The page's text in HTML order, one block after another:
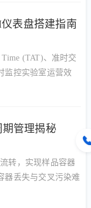
表盘搭建指南
(TAT)、准时交
监控实验室运营效
管理揭秘
转，实现样品容器
器丢失与交叉污染难